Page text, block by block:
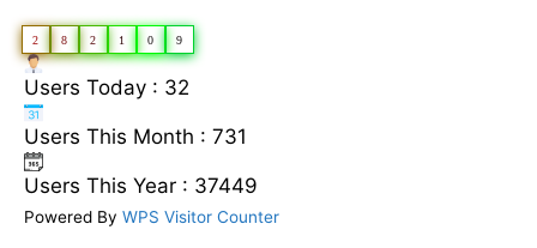
2 8 2 1 0 9
Users Today : 32
Users This Month : 731
Users This Year : 37449
Powered By WPS Visitor Counter